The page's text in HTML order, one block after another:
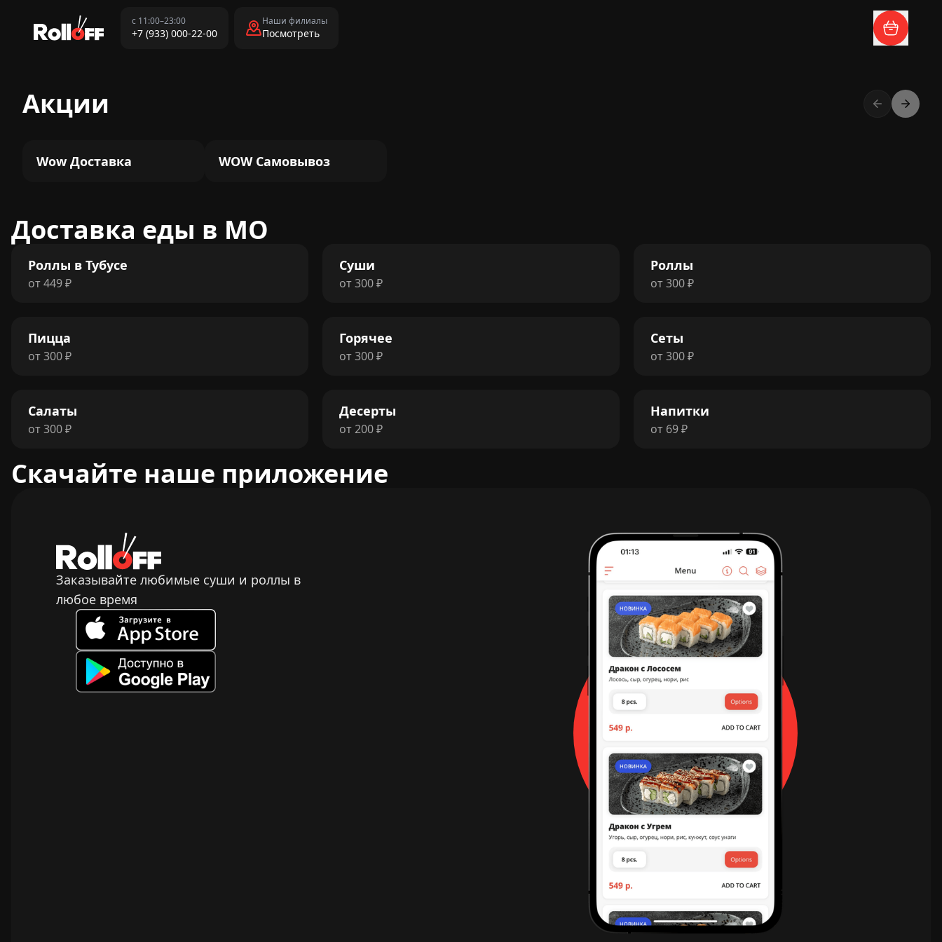
с 11:00–23:00
+7 (933) 000-22-00
Наши филиалы
Посмотреть
Акции
Wow Доставка WOW Самовывоз
Доставка еды в МО
Роллы в Тубусе
от449₽
Суши
от300₽
Роллы
от300₽
Пицца
от300₽
Горячее
от300₽
Сеты
от300₽
Салаты
от300₽
Десерты
от200₽
Напитки
от 69₽
Скачайте наше приложение
Заказывайте любимые суши и роллы в
любое время